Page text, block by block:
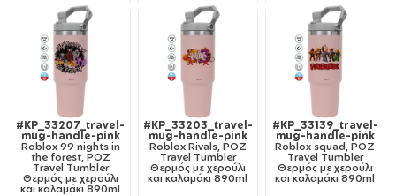
#KP_33207_travel-
mug-handle-pink
Roblox 99 nights in
the forest, ΡΟΖ
Travel Tumbler
Θερμός με χερούλι
και καλαμάκι 890ml
#KP_33203_travel-
mug-handle-pink
Roblox Rivals, ΡΟΖ
Travel Tumbler
Θερμός με χερούλι
και καλαμάκι 890ml
#KP_33139_travel-
mug-handle-pink
Roblox squad, ΡΟΖ
Travel Tumbler
Θερμός με χερούλι
και καλαμάκι 890ml